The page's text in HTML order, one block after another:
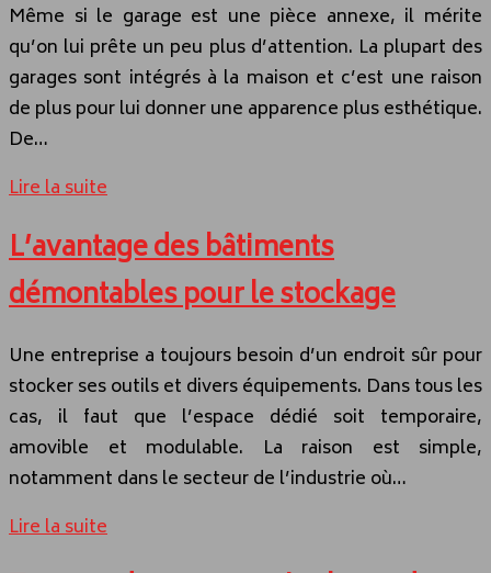
Même si le garage est une pièce annexe, il mérite
qu’on lui prête un peu plus d’attention. La plupart des
garages sont intégrés à la maison et c’est une raison
de plus pour lui donner une apparence plus esthétique.
De…
Lire la suite
L’avantage des bâtiments
démontables pour le stockage
Une entreprise a toujours besoin d’un endroit sûr pour
stocker ses outils et divers équipements. Dans tous les
cas, il faut que l’espace dédié soit temporaire,
amovible et modulable. La raison est simple,
notamment dans le secteur de l’industrie où…
Lire la suite